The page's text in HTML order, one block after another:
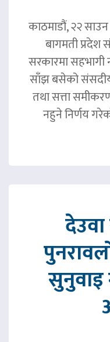
काठमाडौं, २२ साउन ।
बागमती
सरकारमा सहभागी
साँझ बसेको
तथा सत्ता
नहुने निर्णय
सुनुवाइ